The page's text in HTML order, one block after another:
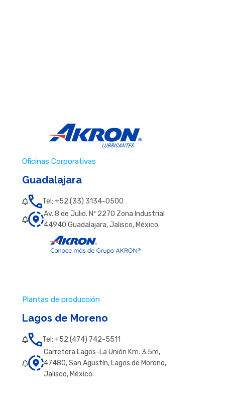
Oficinas Corporativas
Guadalajara
Tel: +52 (33) 3134-0500
Av. 8 de Julio. Nº 2270 Zona Industrial
44940 Guadalajara, Jalisco, México.
Plantas de producción
Lagos de Moreno
Tel: +52 (474) 742-5511
Carretera Lagos-La Unión Km. 3.5m,
47480, San Agustín, Lagos de Moreno,
Jalisco, México.